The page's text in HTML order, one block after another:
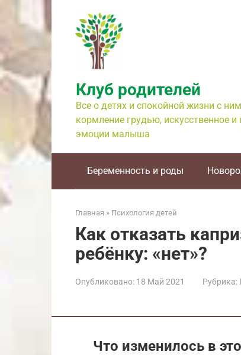
контенту
Клуб родителей
Все о детях и спокойной жизни с
кормление грудью, искусственное
эмоции малыша
Беременность и роды
Главная » Психология детей
Как отказать
ребёнку: «нет»?
Опубликовано: 18 Май 2021 Рубрика:
Что изменилось в